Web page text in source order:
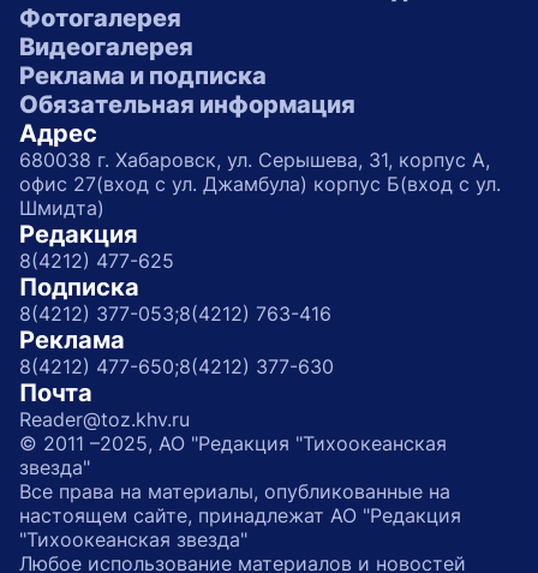
Фотогалерея
Видеогалерея
Реклама и подписка
Обязательная информация
Адрес
680038 г. Хабаровск, ул. Серышева, 31, корпус А,
офис 27(вход с ул. Джамбула) корпус Б(вход с ул.
Шмидта)
Редакция
8(4212) 477-625
Подписка
8(4212) 377-053;8(4212) 763-416
Реклама
8(4212) 477-650;8(4212) 377-630
Почта
Reader@toz.khv.ru
© 2011 –2025, АО "Редакция "Тихоокеанская
звезда"
Все права на материалы, опубликованные на
настоящем сайте, принадлежат АО "Редакция
"Тихоокеанская звезда"
Любое использование материалов и новостей